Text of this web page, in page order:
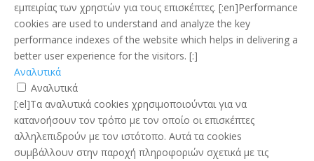
εμπειρίας των χρηστών για τους επισκέπτες. [:en]Performance
cookies are used to understand and analyze the key
performance indexes of the website which helps in delivering a
better user experience for the visitors. [:]
Αναλυτικά
Αναλυτικά
[:el]Τα αναλυτικά cookies χρησιμοποιούνται για να
κατανοήσουν τον τρόπο με τον οποίο οι επισκέπτες
αλληλεπιδρούν με τον ιστότοπο. Αυτά τα cookies
συμβάλλουν στην παροχή πληροφοριών σχετικά με τις